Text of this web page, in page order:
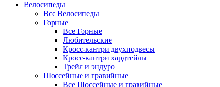
Велосипеды
Все Велосипеды
Горные
Все Горные
Любительские
Кросс-кантри двухподвесы
Кросс-кантри хардтейлы
Трейл и эндуро
Шоссейные и гравийные
Все Шоссейные и гравийные